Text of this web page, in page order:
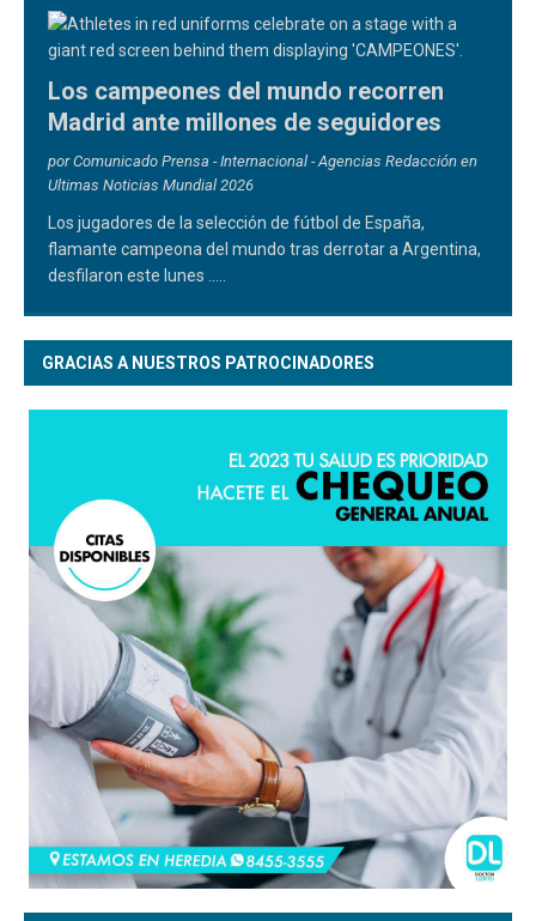
Los campeones del mundo recorren
Madrid ante millones de seguidores
por Comunicado Prensa - Internacional - Agencias Redacción en
Ultimas Noticias Mundial 2026
Los jugadores de la selección de fútbol de España,
flamante campeona del mundo tras derrotar a Argentina,
desfilaron este lunes
GRACIAS A NUESTROS PATROCINADORES